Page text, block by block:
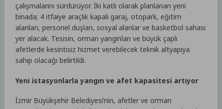
çalışmalarını sürdürüyor. İki katlı olarak planlanan yeni
binada; 4 itfaiye araçlık kapalı garaj, otopark, eğitim
alanları, personel duşları, sosyal alanlar ve basketbol sahası
yer alacak. Tesisin, orman yangınları ve büyük çaplı
afetlerde kesintisiz hizmet verebilecek teknik altyapıya
sahip olacağı belirtildi.
Yeni istasyonlarla yangın ve afet kapasitesi artıyor
İzmir Büyükşehir Belediyesi’nin, afetler ve orman